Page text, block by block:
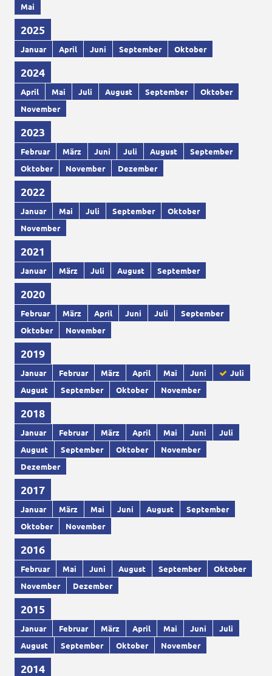
Mai
2025
Januar April Juni September Oktober
2024
April Mai Juli August September
Oktober
November
2023
Februar März Juni Juli August
September
Oktober
November Dezember
2022
Januar Mai Juli September
Oktober
November
2021
Januar März Juli August September
2020
Februar März April Juni Juli
September
Oktober
November
2019
Januar Februar März April Mai Juni
Juli
August
September Oktober November
2018
Januar Februar März April Mai Juni
Juli
August
September Oktober
November
Dezember
2017
Januar März Mai Juni August
September
Oktober
November
2016
Februar Mai Juni August September
Oktober
November
Dezember
2015
Januar Februar März April Mai Juni
Juli
August
September Oktober November
2014